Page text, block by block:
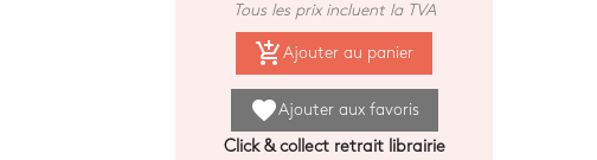
Tous les prix incluent la TVA
add_shopping_cart Ajouter au panier
favoriteAjouter aux favoris
Click & collect retrait librairie